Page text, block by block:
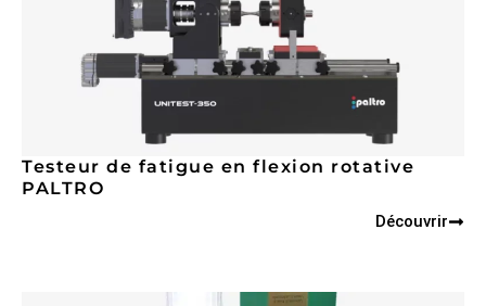
Testeur de fatigue en flexion rotative
PALTRO
Découvrir